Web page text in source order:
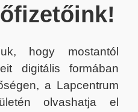
hogy mostantól
digitális formában
a Lapcentrum
olvashatja el